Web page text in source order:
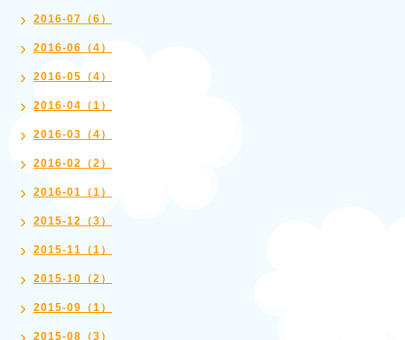
2016-07（6）
2016-06（4）
2016-05（4）
2016-04（1）
2016-03（4）
2016-02（2）
2016-01（1）
2015-12（3）
2015-11（1）
2015-10（2）
2015-09（1）
2015-08（3）